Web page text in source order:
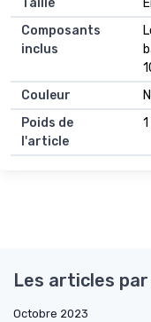
Composants
inclus
Couleur
Poids de
l'article
Les articles
Octobre 2023